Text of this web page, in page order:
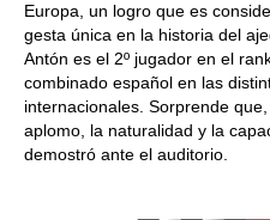
Europa, un logro que es
gesta única en la historia del
Antón es el 2º jugador en el
combinado español en las
internacionales. Sorprende
aplomo, la naturalidad y la
demostró ante el auditorio.